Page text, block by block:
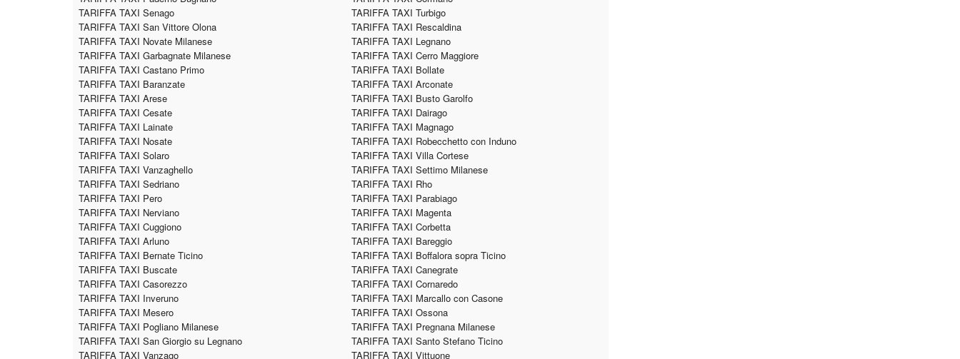
TARIFFA TAXI Senago
TARIFFA TAXI Turbigo
TARIFFA TAXI San Vittore Olona
TARIFFA TAXI Rescaldina
TARIFFA TAXI Novate Milanese
TARIFFA TAXI Legnano
TARIFFA TAXI Garbagnate Milanese
TARIFFA TAXI Cerro Maggiore
TARIFFA TAXI Castano Primo
TARIFFA TAXI Bollate
TARIFFA TAXI Baranzate
TARIFFA TAXI Arconate
TARIFFA TAXI Arese
TARIFFA TAXI Busto Garolfo
TARIFFA TAXI Cesate
TARIFFA TAXI Dairago
TARIFFA TAXI Lainate
TARIFFA TAXI Magnago
TARIFFA TAXI Nosate
TARIFFA TAXI Robecchetto con Induno
TARIFFA TAXI Solaro
TARIFFA TAXI Villa Cortese
TARIFFA TAXI Vanzaghello
TARIFFA TAXI Settimo Milanese
TARIFFA TAXI Sedriano
TARIFFA TAXI Rho
TARIFFA TAXI Pero
TARIFFA TAXI Parabiago
TARIFFA TAXI Nerviano
TARIFFA TAXI Magenta
TARIFFA TAXI Cuggiono
TARIFFA TAXI Corbetta
TARIFFA TAXI Arluno
TARIFFA TAXI Bareggio
TARIFFA TAXI Bernate Ticino
TARIFFA TAXI Boffalora sopra Ticino
TARIFFA TAXI Buscate
TARIFFA TAXI Canegrate
TARIFFA TAXI Casorezzo
TARIFFA TAXI Cornaredo
TARIFFA TAXI Inveruno
TARIFFA TAXI Marcallo con Casone
TARIFFA TAXI Mesero
TARIFFA TAXI Ossona
TARIFFA TAXI Pogliano Milanese
TARIFFA TAXI Pregnana Milanese
TARIFFA TAXI San Giorgio su Legnano
TARIFFA TAXI Santo Stefano Ticino
TARIFFA TAXI Vanzago
TARIFFA TAXI Vittuone